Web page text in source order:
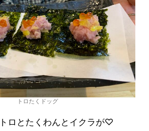
トロたくドッグ
ロとたくわんとイクラが♡